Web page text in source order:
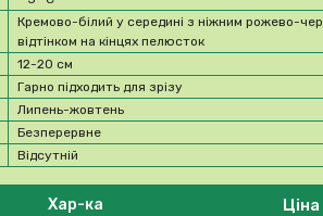
Кремово-білий у середині з ніжним рожево-
відтінком на кінцях пелюсток
12-20 см
Гарно підходить для зрізу
Липень-жовтень
Безперервне
Відсутній
Хар-ка Ціна